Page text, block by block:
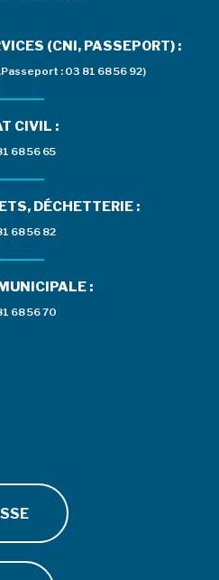
(CNI, PASSEPORT) :
: 03 81 68 56 92)
CIVIL :
68 56 65
DÉCHETTERIE :
68 56 82
:
68 56 70